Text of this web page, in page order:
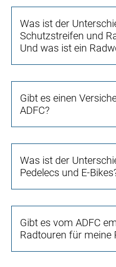
Was ist der
Schutzstreifen und
Und was ist ein
Gibt es einen
ADFC?
Was ist der
Pedelecs und E-
Gibt es vom ADFC
Radtouren für meine